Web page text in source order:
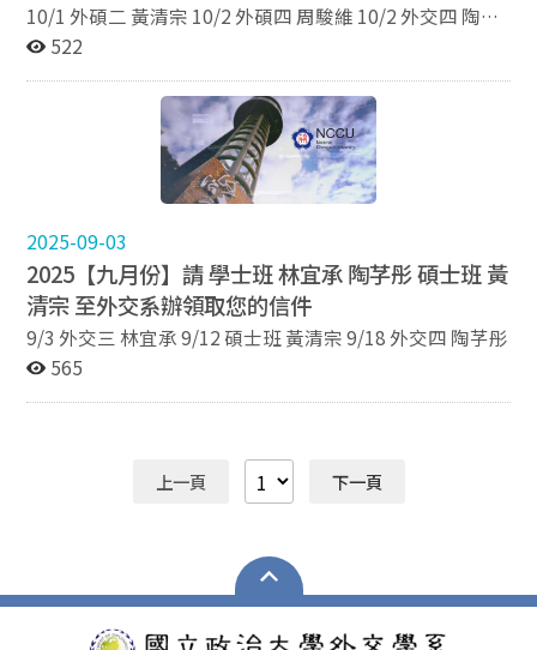
10/1 外碩二 黃清宗 10/2 外碩四 周駿維 10/2 外交四 陶芓
彤 10/14 外交四 曾宥熹 10/21 外碩三 王裕傑 10/21 外交 522
2025-09-03
2025【九月份】請 學士班 林宜承 陶芓彤 碩士班 黃
清宗 至外交系辦領取您的信件
9/3 外交三 林宜承 9/12 碩士班 黃清宗 9/18 外交四 陶芓彤
565
上一頁 下一頁